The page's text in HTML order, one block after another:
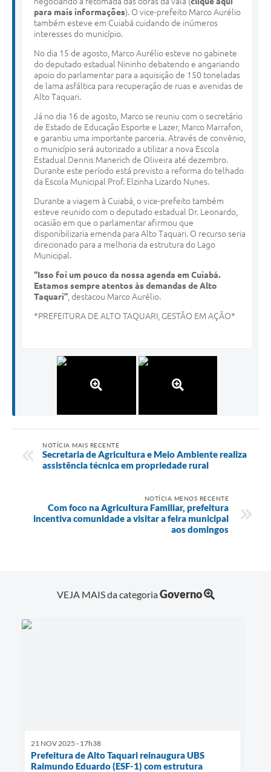
para mais informações). O vice-prefeito Marco Aurélio
também esteve em Cuiabá cuidando de inúmeros
interesses do município.
No dia 15 de agosto, Marco Aurélio esteve no gabinete
do deputado estadual Nininho debatendo e angariando
apoio do parlamentar para a aquisição de 150 toneladas
de lama asfáltica para recuperação de ruas e avenidas de
Alto Taquari.
Já no dia 16 de agosto, Marco se reuniu com o secretário
de Estado de Educação Esporte e Lazer, Marco Marrafon,
e garantiu uma importante parceria. Através de convênio,
o município será autorizado a utilizar a nova Escola
Estadual Dennis Manerich de Oliveira até dezembro.
Durante este período está previsto a reforma do telhado
da Escola Municipal Prof. Elzinha Lizardo Nunes.
Durante a viagem à Cuiabá, o vice-prefeito também
esteve reunido com o deputado estadual Dr. Leonardo,
ocasião em que o parlamentar afirmou que
disponibilizaria emenda para Alto Taquari. O recurso seria
direcionado para a melhoria da estrutura do Lago
Municipal.
“Isso foi um pouco da nossa agenda em Cuiabá.
Estamos sempre atentos às demandas de Alto
Taquari” , destacou Marco Aurélio.
*PREFEITURA DE ALTO TAQUARI, GESTÃO EM AÇÃO*
NOTÍCIA MAIS RECENTE
Secretaria de Agricultura e Meio Ambiente realiza
assistência técnica em propriedade rural
NOTÍCIA MENOS RECENTE
Com foco na Agricultura Familiar, prefeitura
incentiva comunidade a visitar a feira municipal
aos domingos
VEJA MAIS da categoriaGoverno
21 NOV 2025 - 17h38
Prefeitura de Alto Taquari reinaugura UBS
Raimundo Eduardo (ESF-1) com estrutura